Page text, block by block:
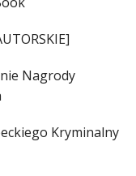
Nagrody
Kryminalny